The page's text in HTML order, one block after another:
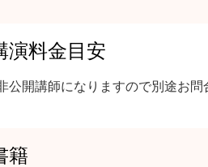
演料金目安
公開講師になりますので別途お問
籍